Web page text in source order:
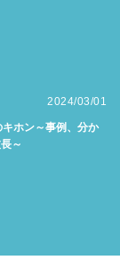
2024/03/01
ホン～事例、分か
～